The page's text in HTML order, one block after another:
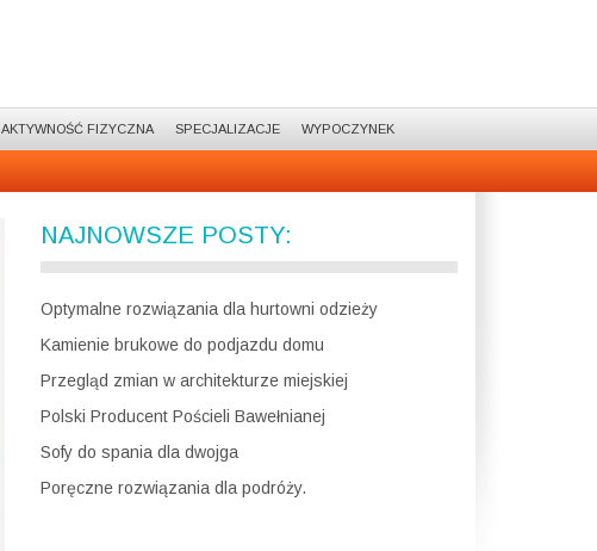
AKTYWNOŚĆ FIZYCZNA SPECJALIZACJE WYPOCZYNEK
NAJNOWSZE POSTY:
Optymalne rozwiązania dla hurtowni odzieży
Kamienie brukowe do podjazdu domu
Przegląd zmian w architekturze miejskiej
Polski Producent Pościeli Bawełnianej
Sofy do spania dla dwojga
Poręczne rozwiązania dla podróży.